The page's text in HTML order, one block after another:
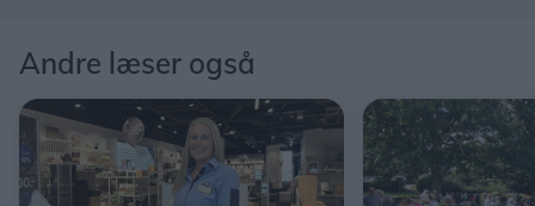
Andre læser også